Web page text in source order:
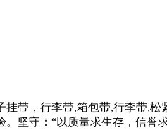
带，行李带,箱包带,行李带,
坚守：“以质量求生存，信誉